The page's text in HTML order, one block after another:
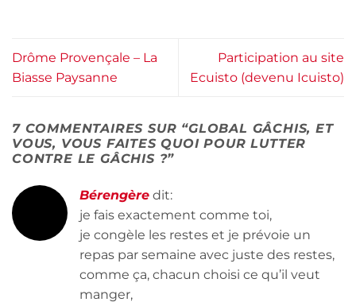
Drôme Provençale – La
Biasse Paysanne
Participation au site
Ecuisto (devenu Icuisto)
7 COMMENTAIRES SUR “GLOBAL GÂCHIS, ET
VOUS, VOUS FAITES QUOI POUR LUTTER
CONTRE LE GÂCHIS ?”
Bérengère dit:
je fais exactement comme toi,
je congèle les restes et je prévoie un
repas par semaine avec juste des restes,
comme ça, chacun choisi ce qu’il veut
manger,